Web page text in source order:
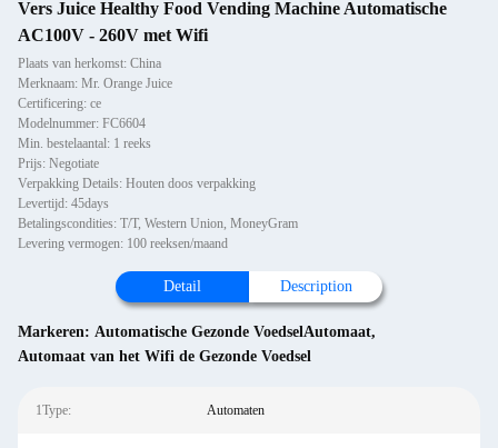
Vers Juice Healthy Food Vending Machine Automatische
AC100V - 260V met Wifi
Plaats van herkomst: China
Merknaam: Mr. Orange Juice
Certificering: ce
Modelnummer: FC6604
Min. bestelaantal: 1 reeks
Prijs: Negotiate
Verpakking Details: Houten doos verpakking
Levertijd: 45days
Betalingscondities: T/T, Western Union, MoneyGram
Levering vermogen: 100 reeksen/maand
Detail Description
Markeren: Automatische Gezonde VoedselAutomaat,
Automaat van het Wifi de Gezonde Voedsel
1Type: Automaten